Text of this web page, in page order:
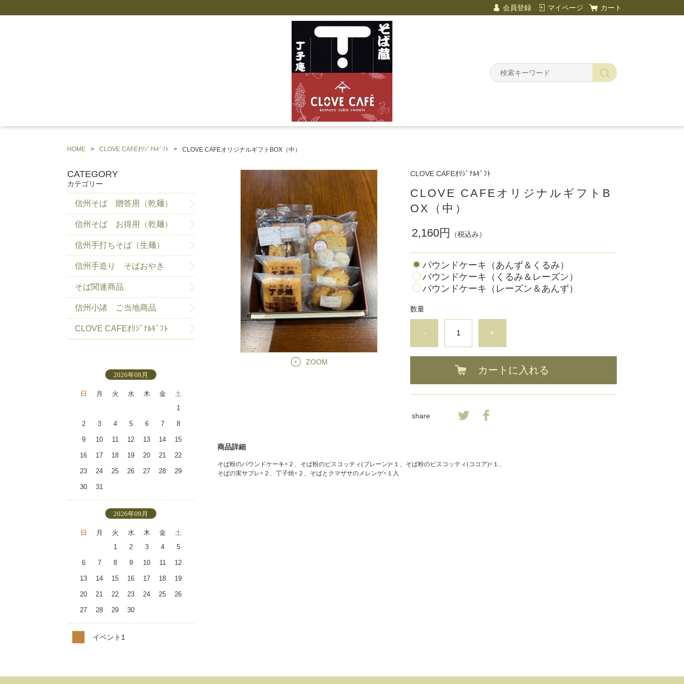
会員登録 マイページ カート
HOME CLOVE CAFEｵﾘｼﾞﾅﾙｷﾞﾌﾄ CLOVE CAFEオリジナルギフトBOX（中）
ZOOM
CLOVE CAFEｵﾘｼﾞﾅﾙｷﾞﾌﾄ
CLOVE CAFEオリジナルギフトB
OX（中）
2,160円
（税込み）
パウンドケーキ（あんず＆くるみ）
パウンドケーキ（くるみ＆レーズン）
パウンドケーキ（レーズン＆あんず）
数量
- +
カートに入れる
share
商品詳細
そば粉のパウンドケーキ×２、そば粉のビスコッティ(プレーン)×１、そば粉のビスコッティ(ココア)×１、
そばの実サブレ×２、丁子焼×２、そばとクマザサのメレンゲ×１入
CATEGORY
カテゴリー
信州そば 贈答用（乾麺）
信州そば お得用（乾麺）
信州手打ちそば（生麺）
信州手造り そばおやき
そば関連商品
信州小諸 ご当地商品
CLOVE CAFEｵﾘｼﾞﾅﾙｷﾞﾌﾄ
2026年08月
日 月 火 水 木 金
土
1
2 3 4 5 6 7 8
9 10 11 12 13 14 15
16 17 18 19 20 21 22
23 24 25 26 27 28 29
30 31
2026年09月
日 月 火 水 木 金
土
1
2 3 4 5
6 7 8 9 10 11 12
13 14 15 16 17 18 19
20 21 22 23 24 25 26
27 28 29 30
イベント1